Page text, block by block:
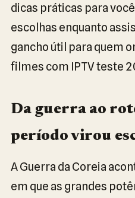
dicas práticas para
escolhas enquanto
gancho útil para quem
filmes com IPTV teste
Da guerra ao
período virou
A Guerra da Coreia
em que as grandes